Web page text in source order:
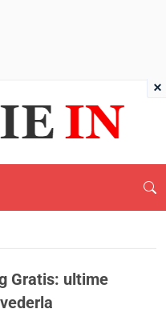
Gratis: ultime
×